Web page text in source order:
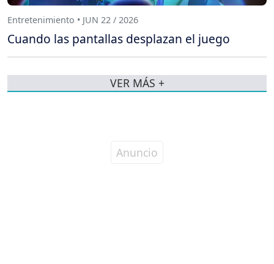
Entretenimiento • JUN 22 / 2026
Cuando las pantallas desplazan el juego
VER MÁS +